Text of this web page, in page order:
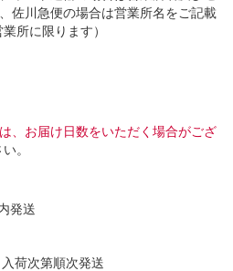
佐川急便の場合は営業所名をご記載
所に限ります）
、お届け日数をいただく場合がござ
。
発送
荷次第順次発送